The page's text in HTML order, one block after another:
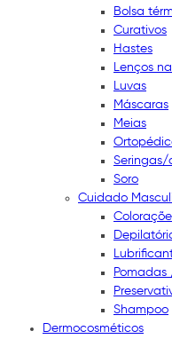
Bolsa
Curativos
Hastes
Lenços
Luvas
Máscaras
Meias
Seringas/
Soro
Cuidado
Pomadas
Shampoo
Dermocosméticos